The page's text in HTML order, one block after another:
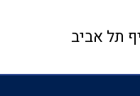
תל אביב